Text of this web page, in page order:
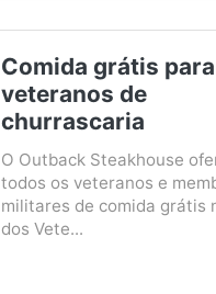
Comida grátis para
veteranos de
churrascaria
O Outback Steakhouse
todos os veteranos e
militares de comida grátis
dos Vete...